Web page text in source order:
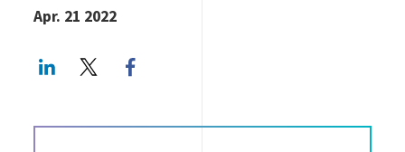
Apr. 21 2022
LinkedInTwitter